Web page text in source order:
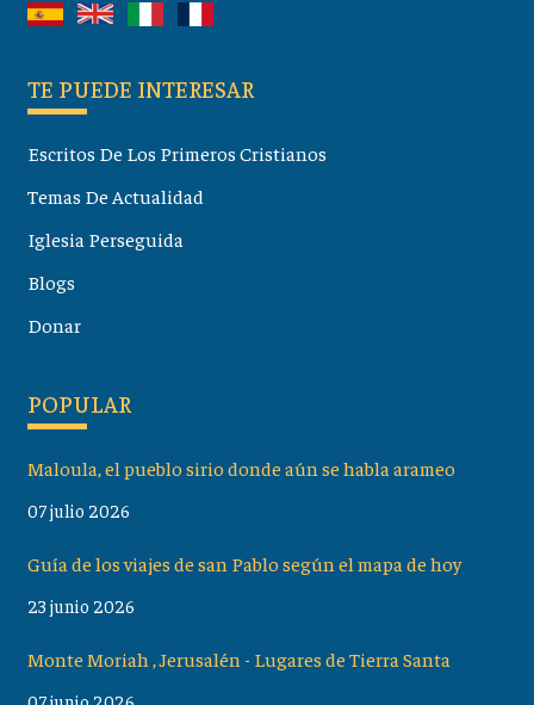
TE PUEDE INTERESAR
Escritos De Los Primeros Cristianos
Temas De Actualidad
Iglesia Perseguida
Blogs
Donar
POPULAR
Maloula, el pueblo sirio donde aún se habla arameo
07 julio 2026
Guía de los viajes de san Pablo según el mapa de hoy
23 junio 2026
Monte Moriah , Jerusalén - Lugares de Tierra Santa